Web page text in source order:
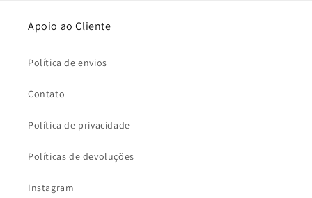
Apoio ao Cliente
Política de envios
Contato
Política de privacidade
Políticas de devoluções
Instagram